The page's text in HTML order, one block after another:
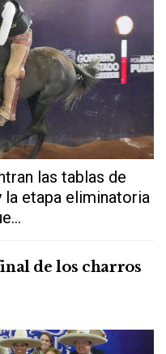
las tablas de
etapa eliminatoria
de los charros